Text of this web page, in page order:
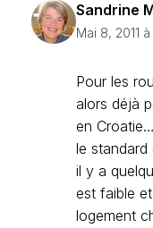
Sandrine
Mai 8, 2011
Pour les
alors déjà
en Croatie…
le
il y a
est faible
logement